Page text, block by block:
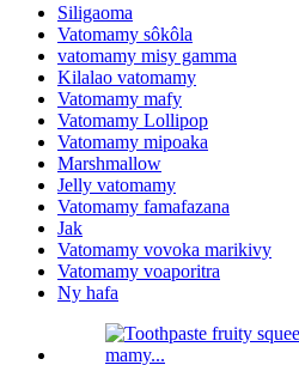
Siligaoma
Vatomamy sôkôla
vatomamy misy gamma
Kilalao vatomamy
Vatomamy mafy
Vatomamy Lollipop
Vatomamy mipoaka
Marshmallow
Jelly vatomamy
Vatomamy famafazana
Jak
Vatomamy vovoka marikivy
Vatomamy voaporitra
Ny hafa